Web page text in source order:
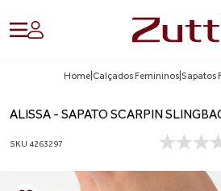
Home Calçados Femininos Sapatos
ALISSA - SAPATO SCARPIN
SKU 4263297